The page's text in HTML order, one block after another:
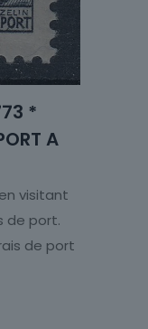
*
A
visitant
de port.
de port